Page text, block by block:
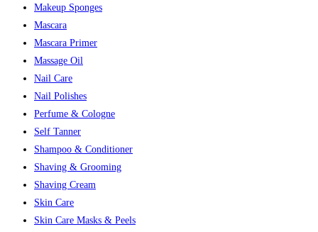
Makeup Sponges
Mascara
Mascara Primer
Massage Oil
Nail Care
Nail Polishes
Perfume & Cologne
Self Tanner
Shampoo & Conditioner
Shaving & Grooming
Shaving Cream
Skin Care
Skin Care Masks & Peels